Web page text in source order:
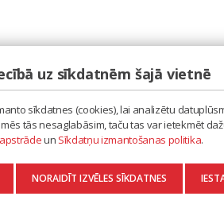
LAIPA
ES RADU MŪZIKU
AKTUALITĀTES
KONTAKTI
SĪKDATŅU IZMANTOŠANAS POLITIKA
DATU APSTRĀDE
uz sīkdatnēm šajā vietnē
sīkdatnes (cookies), lai analizētu
tās nesaglabāsim, taču tas var ietekmēt
un Sīkdatņu izmantošanas politika.
NORAIDĪT IZVĒLES SĪKDATNES